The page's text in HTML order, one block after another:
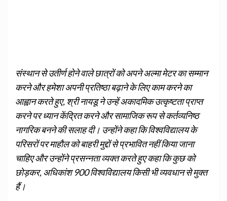
संस्‍थान से उतीर्ण होने वाले छात्रों को अपने अल्मा मेटर का सम्मान
करने और हमेशा अपनी प्रतिष्ठा बढ़ाने के लिए काम करने का
आह्वान करते हुए, श्री नायडू ने उन्हें अकादमिक उत्कृष्टता प्राप्त
करने पर ध्यान केंद्रित करने और सामाजिक रूप से कर्तव्यनिष्ठ
नागरिक बनने की सलाह दी। उन्होंने कहा कि विश्वविद्यालय के
परिसरों पर माहौल को बाहरी मुद्दों से प्रभावित नहीं किया जाना
चाहिए और उन्होंने प्रसन्‍नता व्यक्‍त करते हुए कहा कि कुछ को
छोड़कर, अधिकांश 900 विश्वविद्यालय किसी भी व्‍यवधान से मुक्त
हैं।